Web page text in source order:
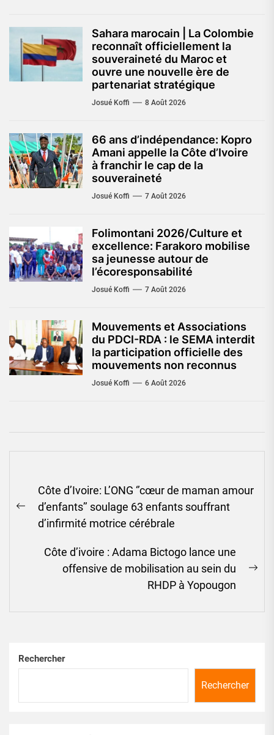
Sahara marocain | La Colombie
reconnaît officiellement la
souveraineté du Maroc et
ouvre une nouvelle ère de
partenariat stratégique
Josué Koffi 8 Août 2026
66 ans d’indépendance: Kopro
Amani appelle la Côte d’Ivoire
à franchir le cap de la
souveraineté
Josué Koffi 7 Août 2026
Folimontani 2026/Culture et
excellence: Farakoro mobilise
sa jeunesse autour de
l’écoresponsabilité
Josué Koffi 7 Août 2026
Mouvements et Associations
du PDCI-RDA : le SEMA interdit
la participation officielle des
mouvements non reconnus
Josué Koffi 6 Août 2026
de
l’article
Previous
post:
Côte d’Ivoire: L’ONG ‘’cœur de maman amour
d’enfants’’ soulage 63 enfants souffrant
d’infirmité motrice cérébrale
Côte d’ivoire : Adama Bictogo lance une
offensive de mobilisation au sein du
RHDP à Yopougon
Rechercher
Rechercher